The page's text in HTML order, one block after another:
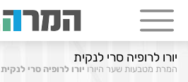
יורו לרופיה סרי לנקית
המרת מטבעות שער היורו יורו לרופיה סרי לנקית